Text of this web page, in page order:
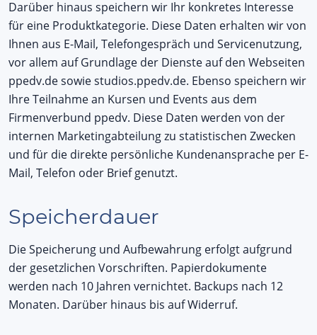
Darüber hinaus speichern wir Ihr konkretes Interesse
für eine Produktkategorie. Diese Daten erhalten wir von
Ihnen aus E-Mail, Telefongespräch und Servicenutzung,
vor allem auf Grundlage der Dienste auf den Webseiten
ppedv.de sowie studios.ppedv.de. Ebenso speichern wir
Ihre Teilnahme an Kursen und Events aus dem
Firmenverbund ppedv. Diese Daten werden von der
internen Marketingabteilung zu statistischen Zwecken
und für die direkte persönliche Kundenansprache per E-
Mail, Telefon oder Brief genutzt.
Speicherdauer
Die Speicherung und Aufbewahrung erfolgt aufgrund
der gesetzlichen Vorschriften. Papierdokumente
werden nach 10 Jahren vernichtet. Backups nach 12
Monaten. Darüber hinaus bis auf Widerruf.